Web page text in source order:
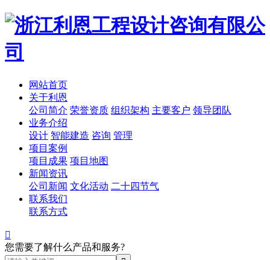
网站首页
关于利恩
公司简介 荣誉资质 组织架构 主要客户 领导团队
业务介绍
设计 智能建造 咨询 管理
项目案例
项目成果 项目地图
新闻资讯
公司新闻 文化活动 二十四节气
联系我们
联系方式

您需要了解什么产品和服务?